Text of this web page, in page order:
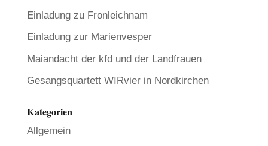
Einladung zu Fronleichnam
Einladung zur Marienvesper
Maiandacht der kfd und der Landfrauen
Gesangsquartett WIRvier in Nordkirchen
Kategorien
Allgemein